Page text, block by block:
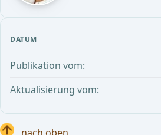
DATUM
Publikation vom:
Aktualisierung vom: